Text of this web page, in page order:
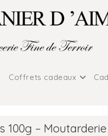
Coffrets cadeaux
100g –